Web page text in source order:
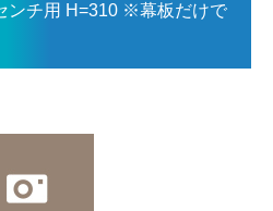
ンチ用 H=310 ※幕板だけで